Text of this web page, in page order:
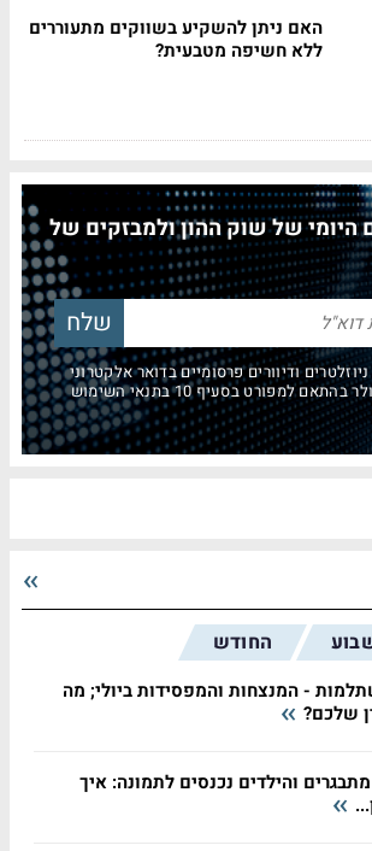
האם ניתן להשקיע בשווקים מתעוררים
ללא חשיפה מטבעית?
היומי של שוק ההון ולמבזקים של
ודיוורים פרסומיים בדואר אלקטרוני
למפורט בסעיף 10 בתנאי השימוש
החודש
- המנצחות והמפסידות ביולי; מה
שלכם?
והילדים נכנסים לתמונה: איך